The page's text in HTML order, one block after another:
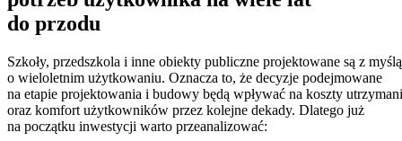
do przodu
Szkoły, przedszkola i inne obiekty publiczne projektowane są z myślą
o wieloletnim użytkowaniu. Oznacza to, że decyzje podejmowane
na etapie projektowania i budowy będą wpływać na koszty
oraz komfort użytkowników przez kolejne dekady. Dlatego już
na początku inwestycji warto przeanalizować: